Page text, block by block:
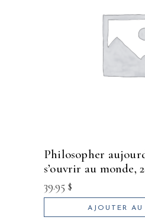
philosopher aujourdhui : pour
s’ouvrir au monde,
39.95 $
AJOUTER AU